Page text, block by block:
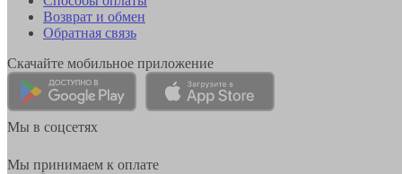
Возврат и обмен
Обратная связь
Скачайте мобильное приложение
Мы в соцсетях
Мы принимаем к оплате